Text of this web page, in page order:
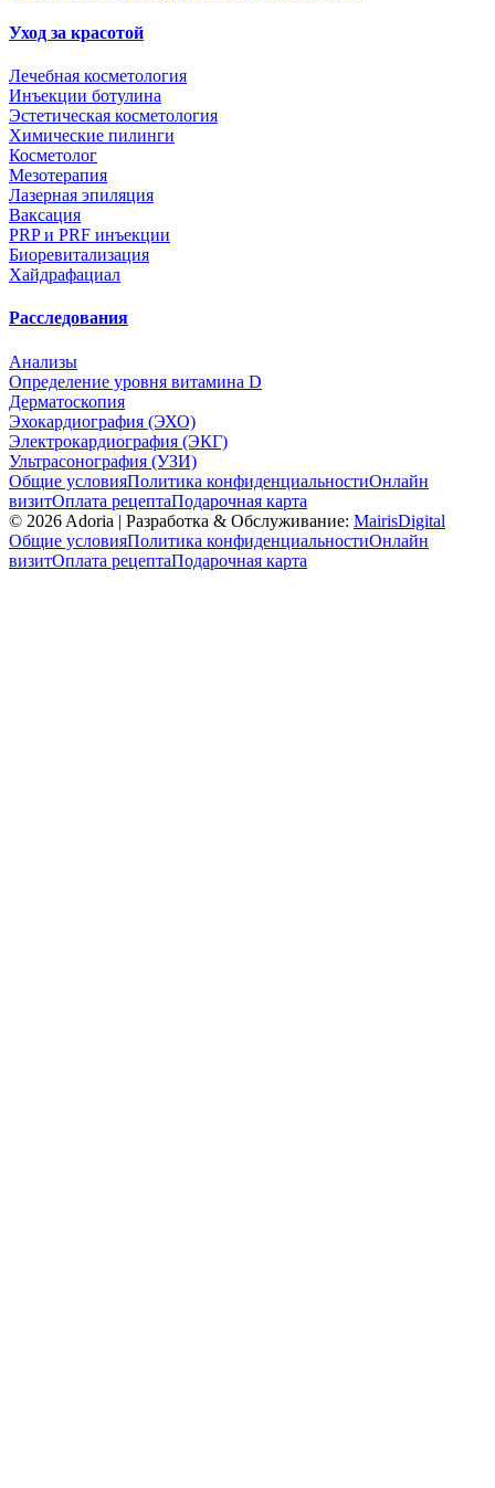
Уход за красотой
Лечебная косметология
Инъекции ботулина
Эстетическая косметология
Химические пилинги
Косметолог
Мезотерапия
Лазерная эпиляция
Ваксация
PRP и PRF инъекции
Биоревитализация
Хайдрафациал
Расследования
Анализы
Определение уровня витамина D
Дерматоскопия
Эхокардиография (ЭХО)
Электрокардиография (ЭКГ)
Ультрасонография (УЗИ)
Общие условияПолитика конфиденциальностиОнлайн
визитОплата рецептаПодарочная карта
© 2026 Adoria | Разработка & Обслуживание: MairisDigital
Общие условияПолитика конфиденциальностиОнлайн
визитОплата рецептаПодарочная карта